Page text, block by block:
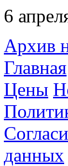
6
Архив
Главная
Цены
данных